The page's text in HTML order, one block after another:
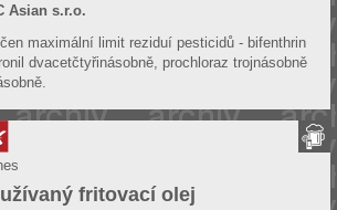
Asian s.r.o.
maximální limit reziduí pesticidů - bifenthrin
dvacetčtyřinásobně, prochloraz trojnásobně
fritovací olej